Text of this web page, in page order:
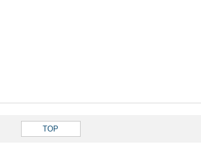
TOP